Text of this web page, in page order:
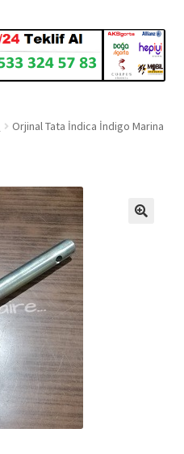
Orjinal Tata İndica İndigo Marina